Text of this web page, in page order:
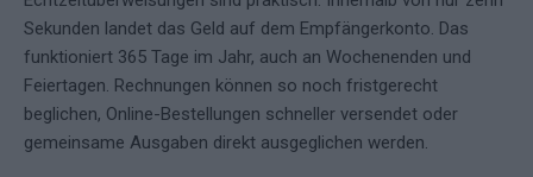
Sekunden landet das Geld auf dem Empfängerkonto. Das
funktioniert 365 Tage im Jahr, auch an Wochenenden und
Feiertagen. Rechnungen können so noch fristgerecht
beglichen, Online-Bestellungen schneller versendet oder
gemeinsame Ausgaben direkt ausgeglichen werden.